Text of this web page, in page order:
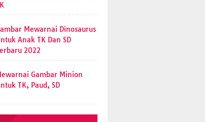
Mewarnai Dinosaurus
Anak TK Dan SD
2022
Gambar Minion
TK, Paud, SD